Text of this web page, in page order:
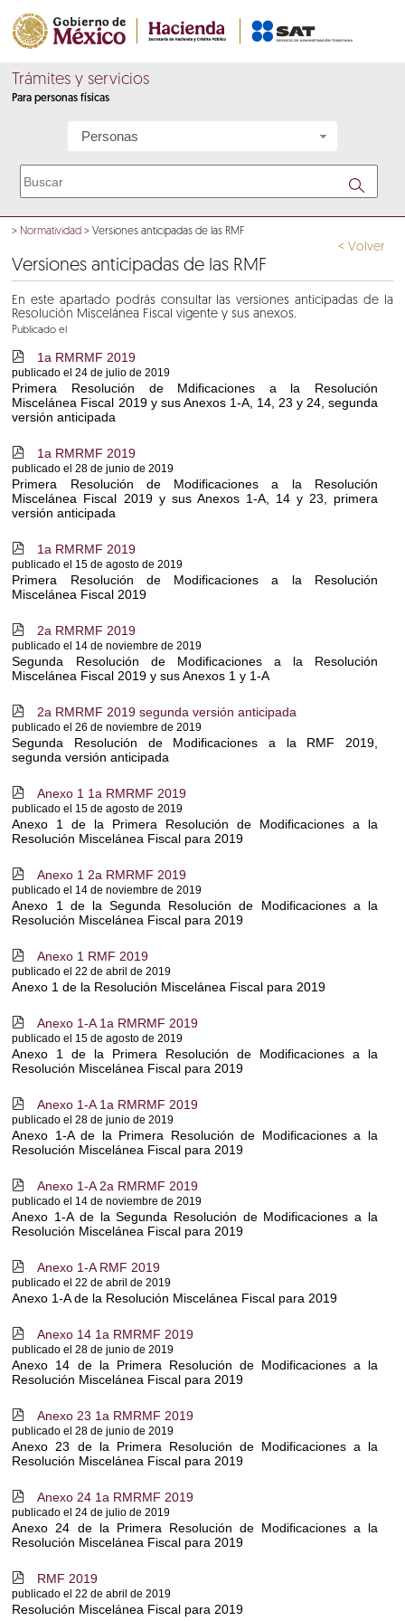
Trámites y servicios
Para personas físicas
Personas
> Normatividad > Versiones anticipadas de las RMF
Versiones anticipadas de las RMF
En este apartado podrás consultar las versiones anticipadas de la
Resolución Miscelánea Fiscal vigente y sus anexos.
Publicado el
< Volver
c 1a RMRMF 2019
publicado el 24 de julio de 2019
Primera Resolución de Mdificaciones a la Resolución
Miscelánea Fiscal 2019 y sus Anexos 1-A, 14, 23 y 24, segunda
versión anticipada
c 1a RMRMF 2019
publicado el 28 de junio de 2019
Primera Resolución de Modificaciones a la Resolución
Miscelánea Fiscal 2019 y sus Anexos 1-A, 14 y 23, primera
versión anticipada
c 1a RMRMF 2019
publicado el 15 de agosto de 2019
Primera Resolución de Modificaciones a la Resolución
Miscelánea Fiscal 2019
c 2a RMRMF 2019
publicado el 14 de noviembre de 2019
Segunda Resolución de Modificaciones a la Resolución
Miscelánea Fiscal 2019 y sus Anexos 1 y 1-A
c 2a RMRMF 2019 segunda versión anticipada
publicado el 26 de noviembre de 2019
Segunda Resolución de Modificaciones a la RMF 2019,
segunda versión anticipada
cAnexo 1 1a RMRMF 2019
publicado el 15 de agosto de 2019
Anexo 1 de la Primera Resolución de Modificaciones a la
Resolución Miscelánea Fiscal para 2019
cAnexo 1 2a RMRMF 2019
publicado el 14 de noviembre de 2019
Anexo 1 de la Segunda Resolución de Modificaciones a la
Resolución Miscelánea Fiscal para 2019
cAnexo 1 RMF 2019
publicado el 22 de abril de 2019
Anexo 1 de la Resolución Miscelánea Fiscal para 2019
cAnexo 1-A 1a RMRMF 2019
publicado el 15 de agosto de 2019
Anexo 1 de la Primera Resolución de Modificaciones a la
Resolución Miscelánea Fiscal para 2019
cAnexo 1-A 1a RMRMF 2019
publicado el 28 de junio de 2019
Anexo 1-A de la Primera Resolución de Modificaciones a la
Resolución Miscelánea Fiscal para 2019
cAnexo 1-A 2a RMRMF 2019
publicado el 14 de noviembre de 2019
Anexo 1-A de la Segunda Resolución de Modificaciones a la
Resolución Miscelánea Fiscal para 2019
cAnexo 1-A RMF 2019
publicado el 22 de abril de 2019
Anexo 1-A de la Resolución Miscelánea Fiscal para 2019
cAnexo 14 1a RMRMF 2019
publicado el 28 de junio de 2019
Anexo 14 de la Primera Resolución de Modificaciones a la
Resolución Miscelánea Fiscal para 2019
cAnexo 23 1a RMRMF 2019
publicado el 28 de junio de 2019
Anexo 23 de la Primera Resolución de Modificaciones a la
Resolución Miscelánea Fiscal para 2019
cAnexo 24 1a RMRMF 2019
publicado el 24 de julio de 2019
Anexo 24 de la Primera Resolución de Modificaciones a la
Resolución Miscelánea Fiscal para 2019
c RMF 2019
publicado el 22 de abril de 2019
Resolución Miscelánea Fiscal para 2019